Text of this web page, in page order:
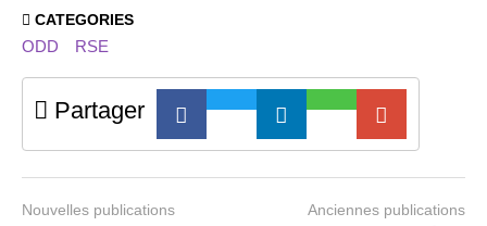
CATEGORIES
ODD RSE
Partager
Nouvelles publications Anciennes publications